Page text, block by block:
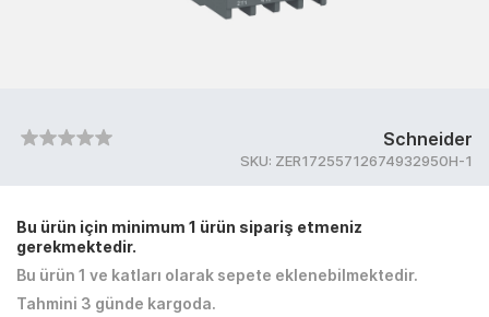
Schneider
SKU: ZER17255712674932950H-1
Bu ürün için minimum 1 ürün sipariş etmeniz
gerekmektedir.
Bu ürün 1 ve katları olarak sepete eklenebilmektedir.
Tahmini 3 günde kargoda.